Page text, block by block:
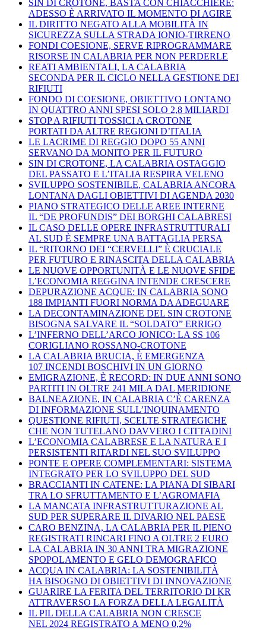
SIN DI CROTONE, BASTA CON CHIACCHIERE:
ADESSO È ARRIVATO IL MOMENTO DI AGIRE
IL DIRITTO NEGATO ALLA MOBILITÀ IN
SICUREZZA SULLA STRADA IONIO-TIRRENO
FONDI COESIONE, SERVE RIPROGRAMMARE
RISORSE IN CALABRIA PER NON PERDERLE
REATI AMBIENTALI, LA CALABRIA
SECONDA PER IL CICLO NELLA GESTIONE DEI
RIFIUTI
FONDO DI COESIONE, OBIETTIVO LONTANO
IN QUATTRO ANNI SPESI SOLO 2,8 MILIARDI
STOP A RIFIUTI TOSSICI A CROTONE
PORTATI DA ALTRE REGIONI D’ITALIA
LE LACRIME DI REGGIO DOPO 55 ANNI
SERVANO DA MONITO PER IL FUTURO
SIN DI CROTONE, LA CALABRIA OSTAGGIO
DEL PASSATO E L’ITALIA RESPIRA VELENO
SVILUPPO SOSTENIBILE, CALABRIA ANCORA
LONTANA DAGLI OBIETTIVI DI AGENDA 2030
PIANO STRATEGICO DELLE AREE INTERNE
IL “DE PROFUNDIS” DEI BORGHI CALABRESI
IL CASO DELLE OPERE INFRASTRUTTURALI
AL SUD È SEMPRE UNA BATTAGLIA PERSA
IL “RITORNO DEI “CERVELLI” È CRUCIALE
PER FUTURO E RINASCITA DELLA CALABRIA
LE NUOVE OPPORTUNITÀ E LE NUOVE SFIDE
L’ECONOMIA REGGINA INTENDE CRESCERE
DEPURAZIONE ACQUE: IN CALABRIA SONO
188 IMPIANTI FUORI NORMA DA ADEGUARE
LA DECONTAMINAZIONE DEL SIN CROTONE
BISOGNA SALVARE IL “SOLDATO” ERRIGO
L’INFERNO DELL’ARCO JONICO: LA SS 106
CORIGLIANO ROSSANO-CROTONE
LA CALABRIA BRUCIA, È EMERGENZA
107 INCENDI BOSCHIVI IN UN GIORNO
EMIGRAZIONE, È RECORD: IN DUE ANNI SONO
PARTITI IN OLTRE 241 MILA DAL MERIDIONE
BALNEAZIONE, IN CALABRIA C’È CARENZA
DI INFORMAZIONE SULL’INQUINAMENTO
QUESTIONE RIFIUTI, SCELTE STRATEGICHE
CHE NON TUTELANO DAVVERO I CITTADINI
L’ECONOMIA CALABRESE E LA NATURA E I
PERSISTENTI RITARDI NEL SUO SVILUPPO
PONTE E OPERE COMPLEMENTARI: SISTEMA
INTEGRATO PER LO SVILUPPO DEL SUD
BRACCIANTI IN CATENE: LA PIANA DI SIBARI
TRA LO SFRUTTAMENTO E L’AGROMAFIA
LA MANCATA INFRASTRUTTURAZIONE AL
SUD PER SUPERARE IL DIVARIO NEL PAESE
CARO BENZINA, LA CALABRIA PER IL PIENO
REGISTRATI RINCARI FINO A OLTRE 2 EURO
LA CALABRIA IN 30 ANNI TRA MIGRAZIONE
SPOPOLAMENTO E GELO DEMOGRAFICO
ACQUA IN CALABRIA: LA SOSTENIBILITÀ
HA BISOGNO DI OBIETTIVI DI INNOVAZIONE
GUARIRE LA FERITA DEL TERRITORIO DI KR
ATTRAVERSO LA FORZA DELLA LEGALITÀ
IL PIL DELLA CALABRIA NON CRESCE
NEL 2024 REGISTRATO A MENO 0,2%